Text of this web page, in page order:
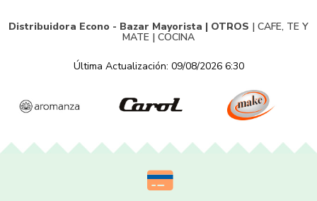
Distribuidora Econo - Bazar Mayorista | OTROS | CAFE, TE Y
MATE | COCINA
Última Actualización: 09/08/2026 6:30